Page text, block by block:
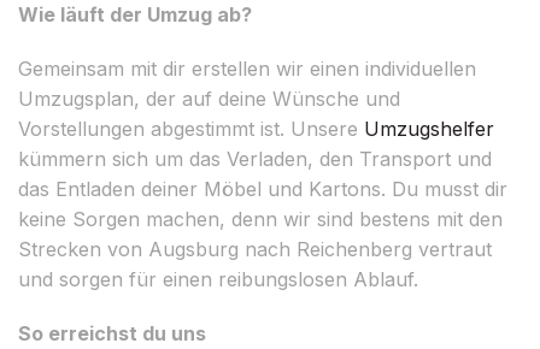
Wie läuft der Umzug ab?
Gemeinsam mit dir erstellen wir einen individuellen
Umzugsplan, der auf deine Wünsche und
Vorstellungen abgestimmt ist. Unsere Umzugshelfer
kümmern sich um das Verladen, den Transport und
das Entladen deiner Möbel und Kartons. Du musst dir
keine Sorgen machen, denn wir sind bestens mit den
Strecken von Augsburg nach Reichenberg vertraut
und sorgen für einen reibungslosen Ablauf.
So erreichst du uns